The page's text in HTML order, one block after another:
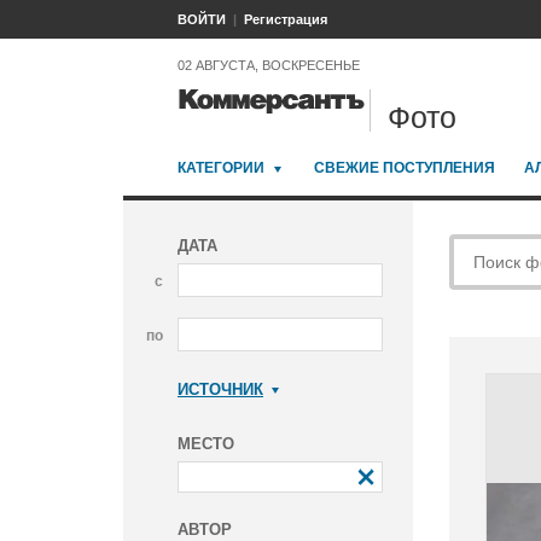
ВОЙТИ Регистрация
02 АВГУСТА, ВОСКРЕСЕНЬЕ
Фото
КАТЕГОРИИ СВЕЖИЕ ПОСТУПЛЕНИЯ
ДАТА
с
по
ИСТОЧНИК
МЕСТО
АВТОР